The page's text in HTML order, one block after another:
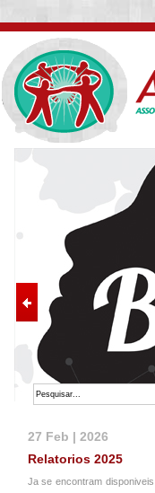
27 Feb | 2026
Relatorios 2025
Ja se encontram